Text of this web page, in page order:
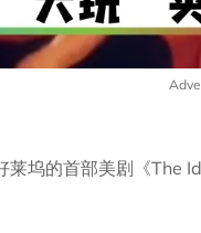
莱坞的首部美剧《The